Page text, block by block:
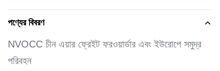
পণ্যের বিবরণ
NVOCC চীন এয়ার ফ্রেইট ফরওয়ার্ডার এবং ইউরোপে সমুদ্র
পরিবহন